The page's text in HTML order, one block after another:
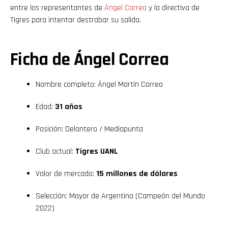
entre los representantes de Ángel Correa y la directiva de
Tigres para intentar destrabar su salida.
Ficha de Ángel Correa
Nombre completo: Ángel Martín Correa
Edad: 31 años
Posición: Delantero / Mediapunta
Club actual: Tigres UANL
Valor de mercado: 15 millones de dólares
Selección: Mayor de Argentina (Campeón del Mundo
2022)